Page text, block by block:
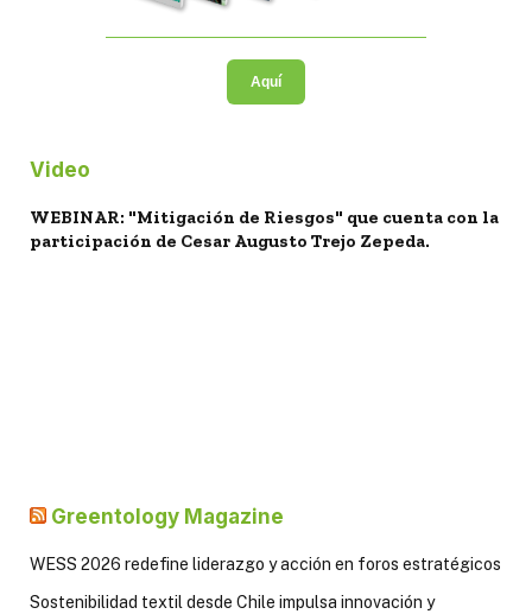
Aquí
Video
WEBINAR: "Mitigación de Riesgos" que cuenta con la
participación de Cesar Augusto Trejo Zepeda.
Greentology Magazine
WESS 2026 redefine liderazgo y acción en foros estratégicos
Sostenibilidad textil desde Chile impulsa innovación y